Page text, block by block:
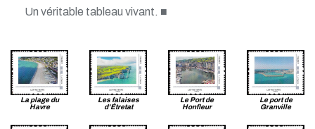
Un véritable tableau vivant. ■
La plage du
Havre
Les falaises
d'Étretat
Le Port de
Honfleur
Le port de
Granville